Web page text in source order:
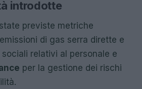
introdotte
previste metriche
di gas serra dirette e
relativi al personale e
per la gestione dei rischi